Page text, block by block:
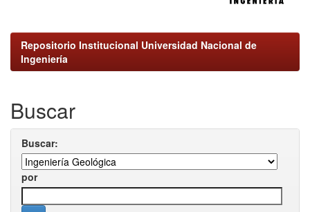
Repositorio Institucional Universidad Nacional de
Ingeniería
Buscar
Buscar:
por